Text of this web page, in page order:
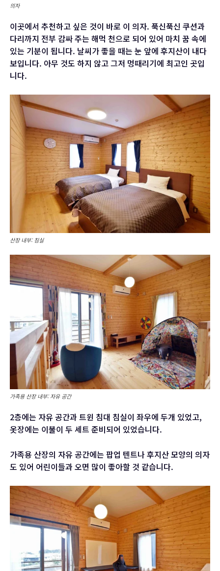
의자
이곳에서 추천하고 싶은 것이 바로 이 의자. 푹신푹신 쿠션과
다리까지 전부 감싸 주는 해먹 천으로 되어 있어 마치 꿈 속에
있는 기분이 됩니다. 날씨가 좋을 때는 눈 앞에 후지산이 내다
보입니다. 아무 것도 하지 않고 그저 멍때리기에 최고인 곳입
니다.
산장 내부: 침실
가족용 산장 내부: 자유 공간
2층에는 자유 공간과 트윈 침대 침실이 좌우에 두개 있었고,
옷장에는 이불이 두 세트 준비되어 있었습니다.
가족용 산장의 자유 공간에는 팝업 텐트나 후지산 모양의 의자
도 있어 어린이들과 오면 많이 좋아할 것 같습니다.